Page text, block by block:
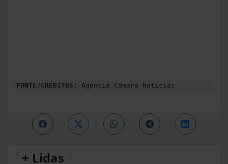
FONTE/CRÉDITOS: Agência Câmara Notícias
+ Lidas